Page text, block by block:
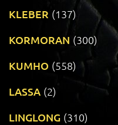
KLEBER (137)
KORMORAN (300)
KUMHO (558)
LASSA (2)
LINGLONG (310)